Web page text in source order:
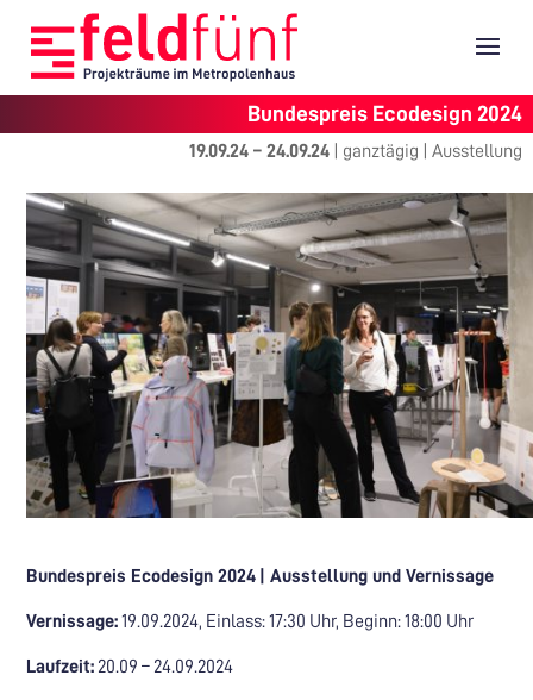
Bundespreis Ecodesign 2024
19.09.24 – 24.09.24 ganztägig |Ausstellung
Bundespreis Ecodesign 2024 | Ausstellung und Vernissage
Vernissage:19.09.2024, Einlass: 17:30 Uhr, Beginn: 18:00 Uhr
Laufzeit: 20.09 – 24.09.2024